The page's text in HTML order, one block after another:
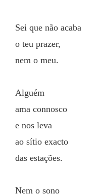
Sei que não acaba
o teu prazer,
nem o meu.
Alguém
ama connosco
e nos leva
ao sítio exacto
das estações.
Nem o sono